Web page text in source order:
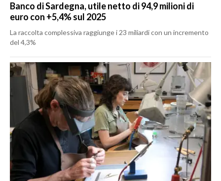
Banco di Sardegna, utile netto di 94,9 milioni di
euro con +5,4% sul 2025
La raccolta complessiva raggiunge i 23 miliardi con un incremento
del 4,3%